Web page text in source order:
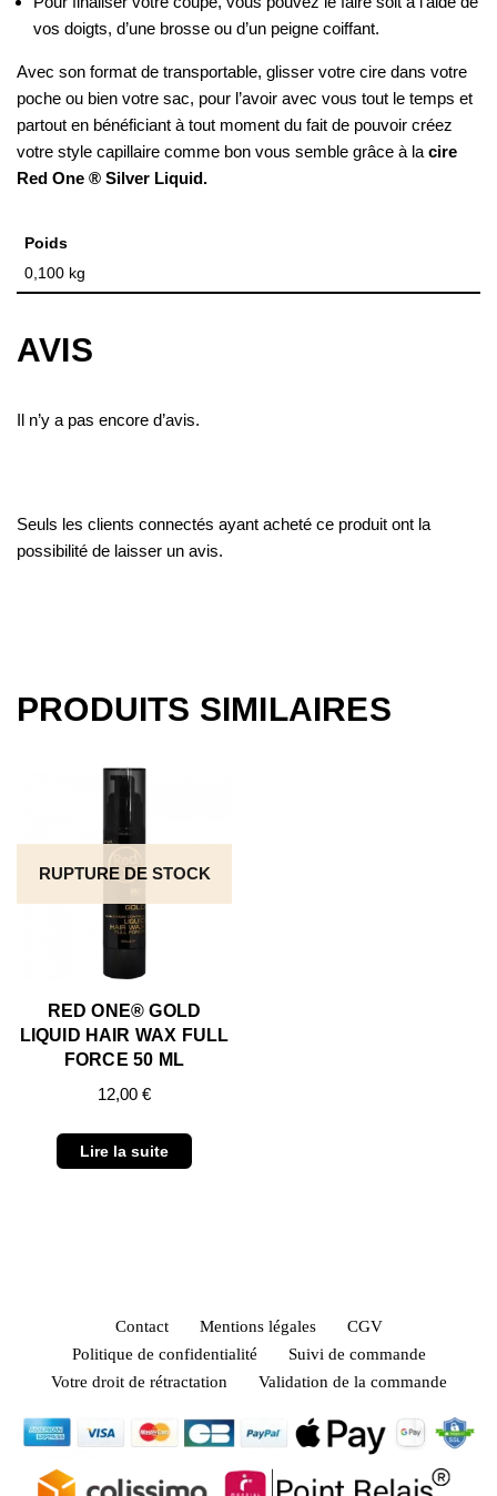
vos doigts, d’une brosse ou d’un peigne coiffant.
Avec son format de transportable, glisser votre cire dans votre
poche ou bien votre sac, pour l’avoir avec vous tout le temps et
partout en bénéficiant à tout moment du fait de pouvoir créez
votre style capillaire comme bon vous semble grâce à la cire
Red One ® Silver Liquid.
Poids
0,100 kg
AVIS
Il n’y a pas encore d’avis.
Seuls les clients connectés ayant acheté ce produit ont la
possibilité de laisser un avis.
PRODUITS SIMILAIRES
RUPTURE DE STOCK
RED ONE® GOLD
LIQUID HAIR WAX FULL
FORCE 50 ML
12,00 €
Lire la suite
Contact Mentions légales
CGV
Politique de confidentialité
Suivi de commande
Votre droit de rétractation
Validation de la commande